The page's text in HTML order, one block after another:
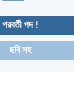
পরবর্তী পদ !
ছবি সহ